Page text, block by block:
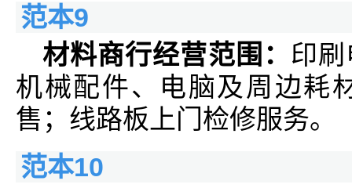
范本9
材料商行经营范围： 印
机械配件、电脑及周边耗
售；线路板上门检修服务。
范本10